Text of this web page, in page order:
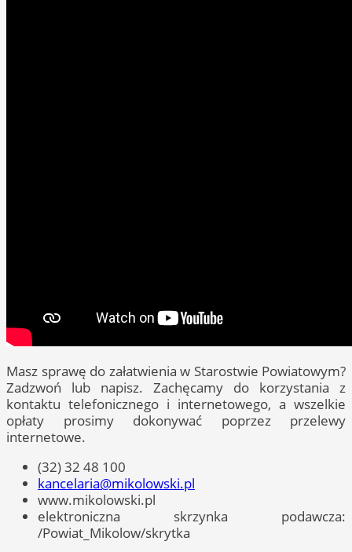
Masz sprawę do załatwienia w Starostwie Powiatowym?
Zadzwoń lub napisz. Zachęcamy do korzystania z
kontaktu telefonicznego i internetowego, a wszelkie
opłaty prosimy dokonywać poprzez przelewy
internetowe.
(32) 32 48 100
kancelaria@mikolowski.pl
www.mikolowski.pl
elektroniczna skrzynka podawcza:
/Powiat_Mikolow/skrytka